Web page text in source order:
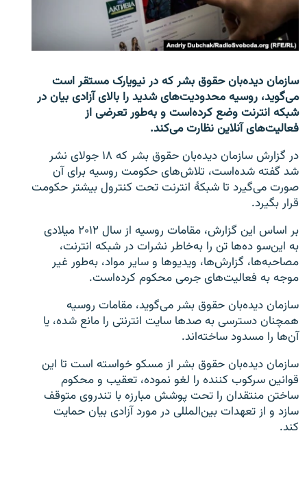
تماس
صفحه پشتو
Azadi English
به ما بپیوندید
همۀ سایت‌های رادیو آزادی/ رادیو اروپای آزاد
سازمان دیده‌بان حقوق بشر که در نیویارک مستقر است
می‌گوید، روسیه محدودیت‌های شدید را بالای آزادی بیان در
شبکه انترنت وضع کرده‌است و به‌طور تعرضی از
فعالیت‌های آنلاین نظارت می‌کند.
در گزارش سازمان دیده‌بان حقوق بشر که ۱۸ جولای نشر
شد گفته شده‌است، تلاش‌های حکومت روسیه برای آن
صورت می‌گیرد تا شبکۀ انترنت تحت کنترول بیشتر حکومت
قرار بگیرد.
بر اساس این گزارش، مقامات روسیه از سال ۲۰۱۲ میلادی
به این‌سو ده‌ها تن را به‌خاطر نشرات در شبکه انترنت،
مصاحبه‌ها، گزارش‌ها، ویدیو‌ها و سایر مواد، به‌طور غیر
موجه به فعالیت‌های جرمی محکوم کرده‌است.
سازمان دیده‌بان حقوق بشر می‌گوید، مقامات روسیه
همچنان دسترسی به صدها سایت انترنتی را مانع شده، یا
آن‌ها را مسدود ساخته‌اند.
سازمان دیده‌بان حقوق بشر از مسکو خواسته است تا این
قوانین سرکوب کننده را لغو نموده، تعقیب و محکوم
ساختن منتقدان را تحت پوشش مبارزه با تندروی متوقف
سازد و از تعهدات بین‌المللی در مورد آزادی بیان حمایت
کند.